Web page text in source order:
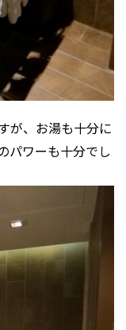
が、お湯も十分に
パワーも十分でし